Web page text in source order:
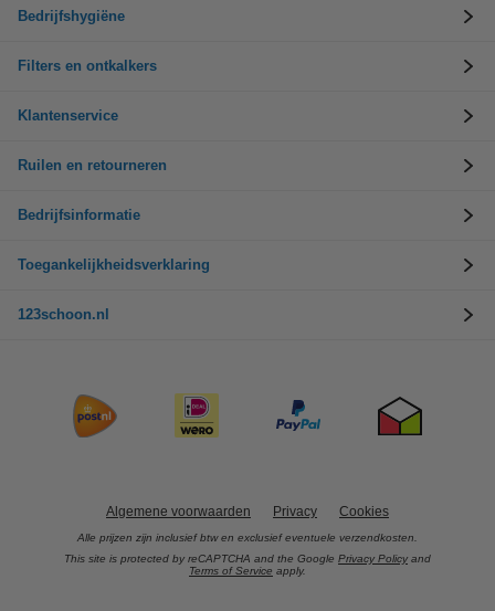
Bedrijfshygiëne
Filters en ontkalkers
Klantenservice
Ruilen en retourneren
Bedrijfsinformatie
Toegankelijkheidsverklaring
123schoon.nl
Algemene voorwaarden Privacy Cookies
Alle prijzen zijn inclusief btw en exclusief eventuele verzendkosten.
This site is protected by reCAPTCHA and the Google Privacy Policy and
Terms of Service apply.